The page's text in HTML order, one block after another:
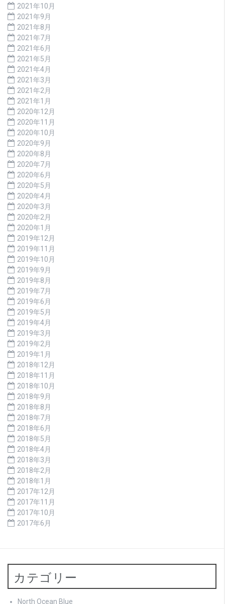
2021年10月
2021年9月
2021年8月
2021年7月
2021年6月
2021年5月
2021年4月
2021年3月
2021年2月
2021年1月
2020年12月
2020年11月
2020年10月
2020年9月
2020年8月
2020年7月
2020年6月
2020年5月
2020年4月
2020年3月
2020年2月
2020年1月
2019年12月
2019年11月
2019年10月
2019年9月
2019年8月
2019年7月
2019年6月
2019年5月
2019年4月
2019年3月
2019年2月
2019年1月
2018年12月
2018年11月
2018年10月
2018年9月
2018年8月
2018年7月
2018年6月
2018年5月
2018年4月
2018年3月
2018年2月
2018年1月
2017年12月
2017年11月
2017年10月
2017年6月
カテゴリー
North Ocean Blue